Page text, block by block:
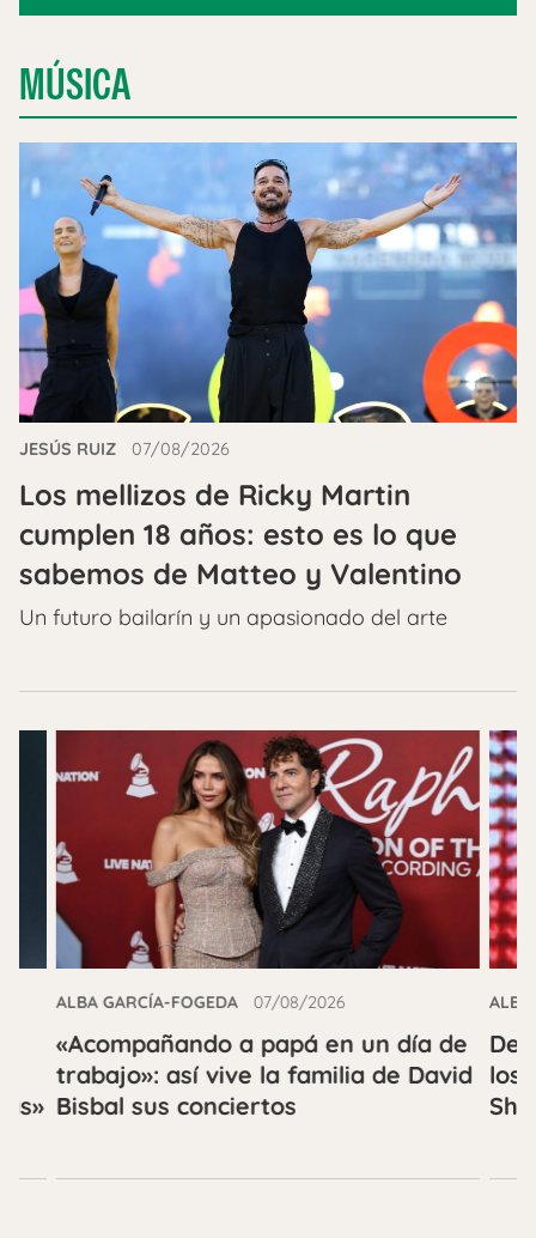
MÚSICA
JESÚS RUIZ 07/08/2026
Los mellizos de Ricky Martin
cumplen 18 años: esto es lo que
sabemos de Matteo y Valentino
Un futuro bailarín y un apasionado del arte
ALBA GARCÍA-FOGEDA 07/08/2026
«Acompañando a papá en un día de
trabajo»: así vive la familia de David
Bisbal sus conciertos
ALBA
De
los